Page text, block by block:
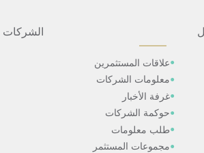
الشركات
علاقات المستثمرين
معلومات الشركات
غرفة الأخبار
حوكمة الشركات
طلب معلومات
مجموعات المستثمر